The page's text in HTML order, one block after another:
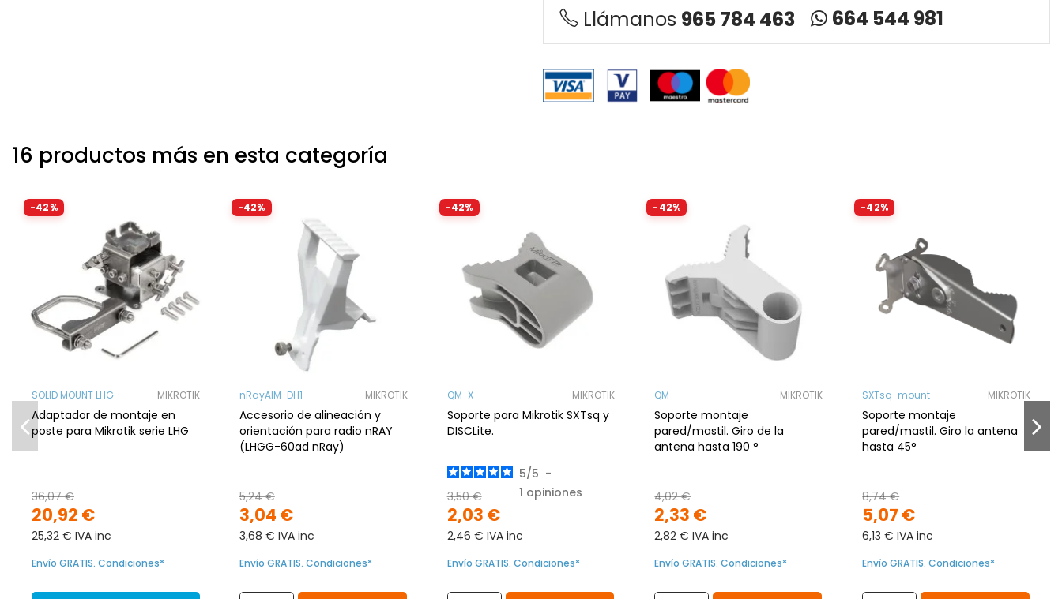
Llámanos 965 784 463 664 544 981
16 productos más en esta categoría
-42%
SOLID MOUNT LHG MIKROTIK
Adaptador de montaje en
poste para Mikrotik serie LHG
20,92 €
36,07 €
25,32 € IVA inc
Envío GRATIS. Condiciones*
-42%
nRayAIM-DH1 MIKROTIK
Accesorio de alineación y
orientación para radio nRAY
(LHGG-60ad nRay)
3,04 €
5,24 €
3,68 € IVA inc
Envío GRATIS. Condiciones*
-42%
QM-X MIKROTIK
Soporte para Mikrotik SXTsq y
DISCLite.
5/5 -
1 opiniones
2,03 €
3,50 €
2,46 € IVA inc
Envío GRATIS. Condiciones*
-42%
QM MIKROTIK
Soporte montaje
pared/mastil. Giro de la
antena hasta 190 °
2,33 €
4,02 €
2,82 € IVA inc
Envío GRATIS. Condiciones*
-42%
SXTsq-mount MIKROTIK
Soporte montaje
pared/mastil. Giro la antena
hasta 45°
5,07 €
8,74 €
6,13 € IVA inc
Envío GRATIS. Condiciones*